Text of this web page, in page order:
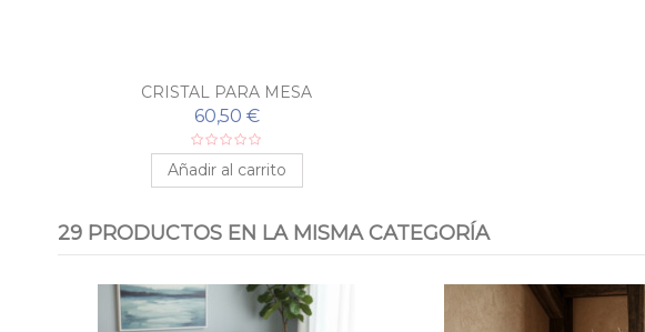
CRISTAL PARA MESA
60,50 €
Añadir al carrito
29 PRODUCTOS EN LA MISMA CATEGORÍA